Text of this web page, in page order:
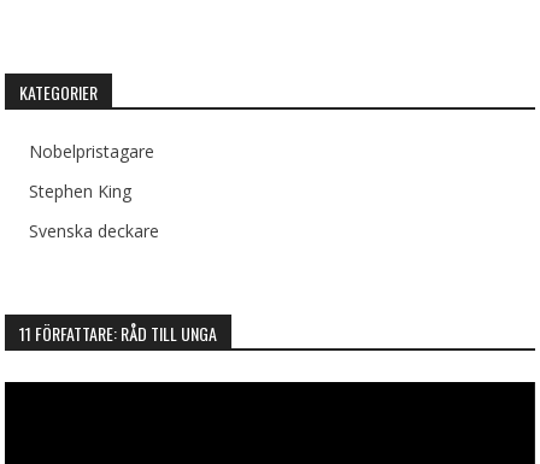
KATEGORIER
Nobelpristagare
Stephen King
Svenska deckare
11 FÖRFATTARE: RÅD TILL UNGA